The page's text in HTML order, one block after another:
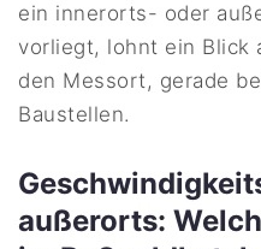
ein innerorts- oder
vorliegt, lohnt ein Blick
den Messort, gerade
Baustellen.
außerorts: